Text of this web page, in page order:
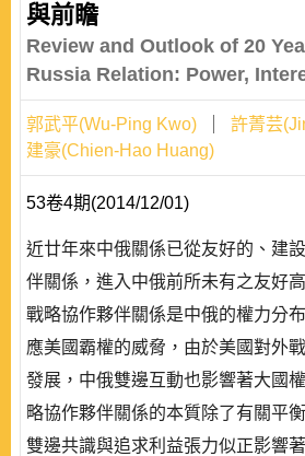
與前瞻
Review and Outlook of 20
Russia Relation: Power,
郭武平(Wu-Ping Kwo) 許菁芸
建豪(Chien-Hao Huang)
53卷4期(2014/12/01)
近廿年來中俄關係已從友好的、建
伴關係，進入中俄前所未有之友好
戰略協作夥伴關係是中俄的權力分
應美國霸權的威脅，由於美國對外
發展，中俄雙邊互動也影響著大國
略協作夥伴關係的本質除了有關平
雙邊共識與追求利益張力似正影響